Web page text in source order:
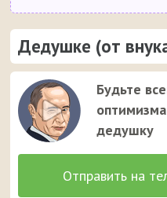
Дедушке (от
Будьте
дедушку